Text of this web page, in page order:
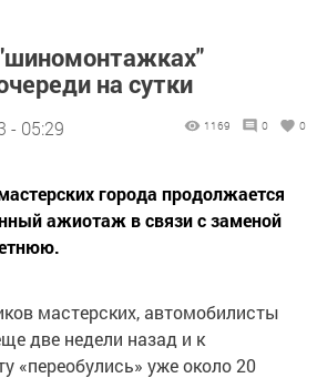
на сутки
- 05:29 1169 0 0
города продолжается
ажиотаж в связи с заменой
мастерских, автомобилисты
две недели назад и к
«переобулись» уже около 20